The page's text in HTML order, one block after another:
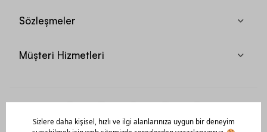
Sözleşmeler
Müşteri Hizmetleri